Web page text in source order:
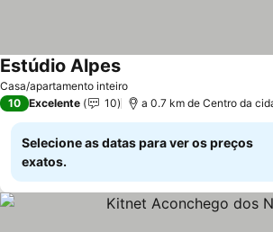
Casa/apartamento inteiro
Estúdio Alpes
10 Excelente 10 a 0.7 km de Centro da
Selecione as datas para ver os preços
exatos.